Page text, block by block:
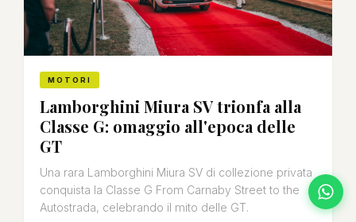
MOTORI
Lamborghini Miura SV trionfa alla
Classe G: omaggio all'epoca delle
GT
Una rara Lamborghini Miura SV di collezione privata
conquista la Classe G From Carnaby Street to the
Autostrada, celebrando il mito delle GT.